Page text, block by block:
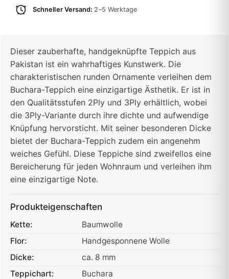
Schneller Versand: 2–5 Werktage
Dieser zauberhafte, handgeknüpfte Teppich aus
Pakistan ist ein wahrhaftiges Kunstwerk. Die
charakteristischen runden Ornamente verleihen dem
Buchara-Teppich eine einzigartige Ästhetik. Er ist in
den Qualitätsstufen 2Ply und 3Ply erhältlich, wobei
die 3Ply-Variante durch ihre dichte und aufwendige
Knüpfung hervorsticht. Mit seiner besonderen Dicke
bietet der Buchara-Teppich zudem ein angenehm
weiches Gefühl. Diese Teppiche sind zweifellos eine
Bereicherung für jeden Wohnraum und verleihen ihm
eine einzigartige Note.
Produkteigenschaften
Kette:
Baumwolle
Flor:
Handgesponnene Wolle
Dicke:
ca. 8 mm
Teppichart:
Buchara